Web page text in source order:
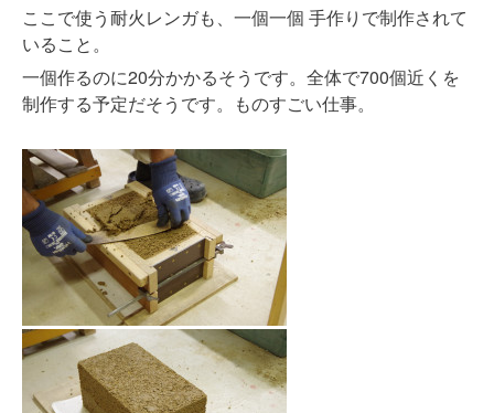
ここで使う耐火レンガも、一個一個 手作りで制作されて
いること。
一個作るのに20分かかるそうです。全体で700個近くを
制作する予定だそうです。ものすごい仕事。